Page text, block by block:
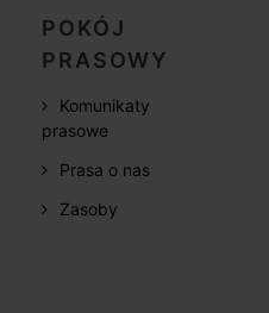
POKÓJ
PRASOWY
Komunikaty
prasowe
Prasa o nas
Zasoby